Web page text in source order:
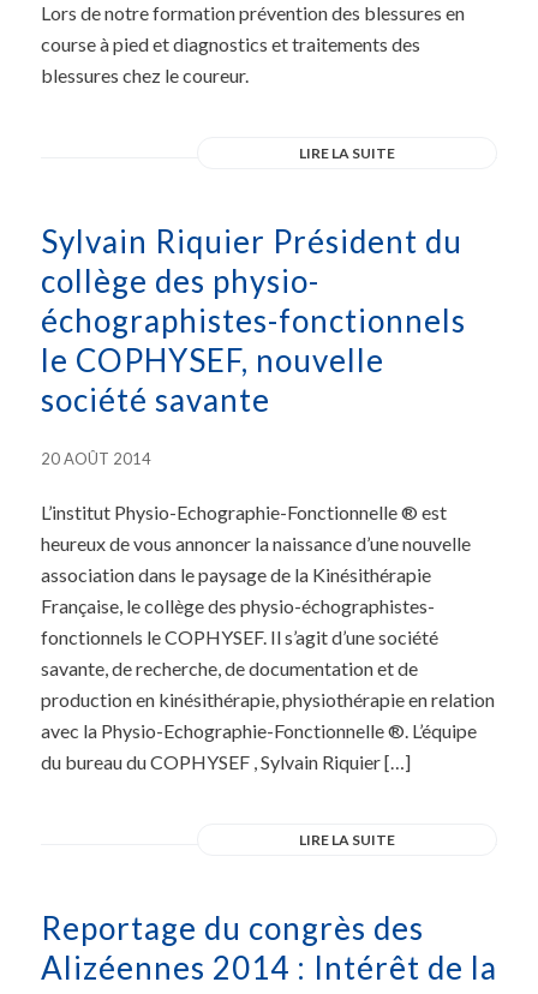
Lors de notre formation prévention des blessures en
course à pied et diagnostics et traitements des
blessures chez le coureur.
LIRE LA SUITE
Sylvain Riquier Président du
collège des physio-
échographistes-fonctionnels
le COPHYSEF, nouvelle
société savante
20 AOÛT 2014
L’institut Physio-Echographie-Fonctionnelle ® est
heureux de vous annoncer la naissance d’une nouvelle
association dans le paysage de la Kinésithérapie
Française, le collège des physio-échographistes-
fonctionnels le COPHYSEF. Il s’agit d’une société
savante, de recherche, de documentation et de
production en kinésithérapie, physiothérapie en relation
avec la Physio-Echographie-Fonctionnelle ®. L’équipe
du bureau du COPHYSEF , Sylvain Riquier […]
LIRE LA SUITE
Reportage du congrès des
Alizéennes 2014 : Intérêt de la